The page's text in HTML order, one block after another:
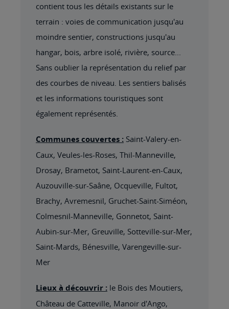
contient tous les détails existants sur le
terrain : voies de communication jusqu'au
moindre sentier, constructions jusqu'au
hangar, bois, arbre isolé, rivière, source...
Sans oublier la représentation du relief par
des courbes de niveau. Les sentiers balisés
et les informations touristiques sont
également représentés.
Communes couvertes : Saint-Valery-en-
Caux, Veules-les-Roses, Thil-Manneville,
Drosay, Brametot, Saint-Laurent-en-Caux,
Auzouville-sur-Saâne, Ocqueville, Fultot,
Brachy, Avremesnil, Gruchet-Saint-Siméon,
Colmesnil-Manneville, Gonnetot, Saint-
Aubin-sur-Mer, Greuville, Sotteville-sur-Mer,
Saint-Mards, Bénesville, Varengeville-sur-
Mer
Lieux à découvrir : le Bois des Moutiers,
Château de Catteville, Manoir d'Ango,